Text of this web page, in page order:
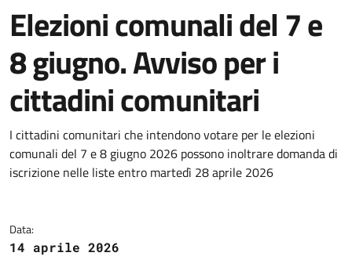
Elezioni comunali del 7 e
8 giugno. Avviso per i
cittadini comunitari
Dettagli della notizia
I cittadini comunitari che intendono votare per le elezioni
comunali del 7 e 8 giugno 2026 possono inoltrare domanda di
iscrizione nelle liste entro martedì 28 aprile 2026
Data:
14 aprile 2026